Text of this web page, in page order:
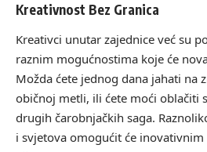
Kreativnost Bez Granica
Kreativci unutar zajednice već su
raznim mogućnostima koje će
Možda ćete jednog dana jahati na
običnoj metli, ili ćete moći oblačiti
drugih čarobnjačkih saga.
i svjetova omogućit će